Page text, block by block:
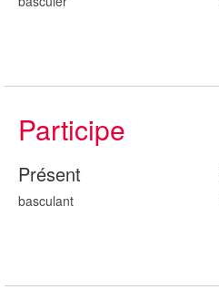
Participe
Présent
basculant